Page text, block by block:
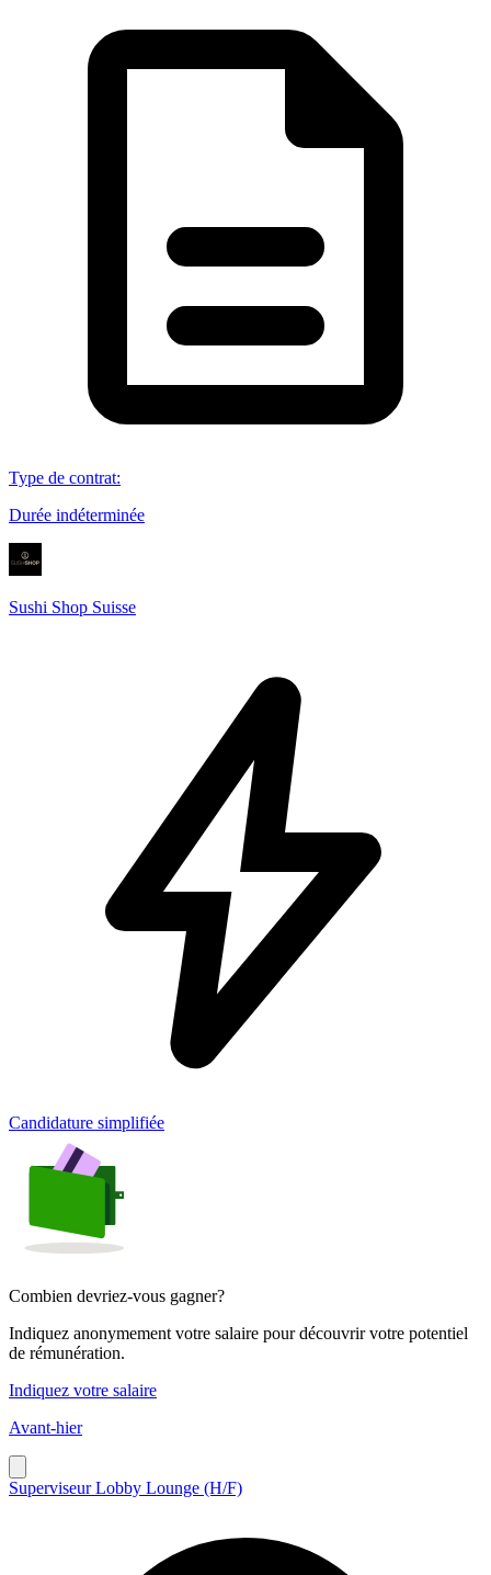
Type de contrat:
Durée indéterminée
Sushi Shop Suisse
Candidature simplifiée
Combien devriez-vous gagner?
Indiquez anonymement votre salaire pour découvrir votre potentiel
de rémunération.
Indiquez votre salaire
Avant-hier
Superviseur Lobby Lounge (H/F)